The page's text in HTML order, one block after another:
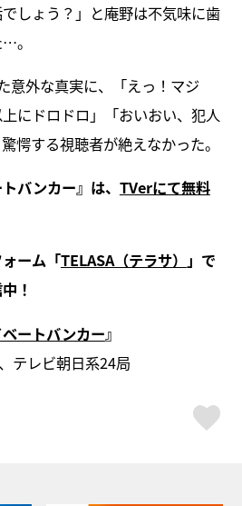
しょう？」と庵野は不気味に歯
。
意外な真実に、「えっ！マジ
にドロドロ」「おいおい、犯人
愕する視聴者が絶えなかった。
バンカー』は、 TVerにて無料
ーム「TELASA（テラサ） 」で
！
ートバンカー』
テレビ朝日系24局